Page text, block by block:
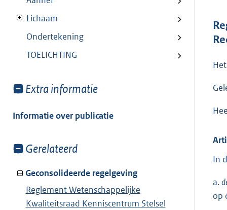
Lichaam
Ondertekening
TOELICHTING
Toon
van:
Extra informatie
Informatie over publicatie
Toon
van:
Gerelateerd
Geconsolideerde regelgeving
Reglement Wetenschappelijke
Kwaliteitsraad Kenniscentrum Stelsel
In
a.
op